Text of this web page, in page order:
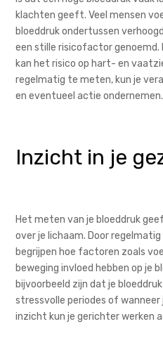
klachten geeft. Veel mensen
bloeddruk ondertussen
een stille risicofactor genoemd.
kan het risico op hart- en
regelmatig te meten, kun je
en eventueel actie ondernemen.
Inzicht in je
Het meten van je bloeddruk
over je lichaam. Door
begrijpen hoe factoren zoals
beweging invloed hebben op je
bijvoorbeeld zijn dat je
stressvolle periodes of
inzicht kun je gerichter werken